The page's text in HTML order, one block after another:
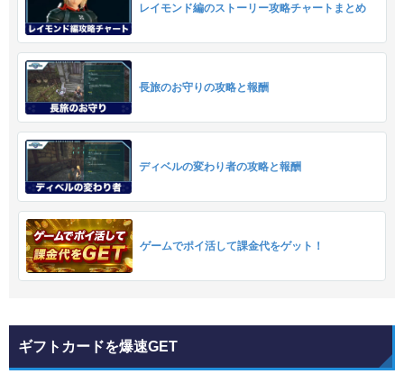
レイモンド編のストーリー攻略チャートまとめ
長旅のお守りの攻略と報酬
ディベルの変わり者の攻略と報酬
ゲームでポイ活して課金代をゲット！
ギフトカードを爆速GET